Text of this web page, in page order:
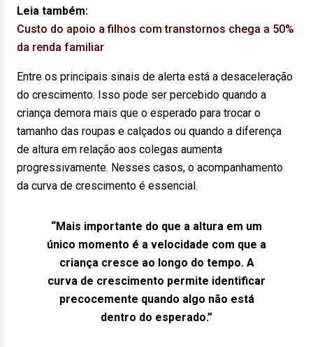
Leia também:
Custo do apoio a filhos com transtornos chega a 50%
da renda familiar
Entre os principais sinais de alerta está a desaceleração
do crescimento. Isso pode ser percebido quando a
criança demora mais que o esperado para trocar o
tamanho das roupas e calçados ou quando a diferença
de altura em relação aos colegas aumenta
progressivamente. Nesses casos, o acompanhamento
da curva de crescimento é essencial.
“Mais importante do que a altura em um
único momento é a velocidade com que a
criança cresce ao longo do tempo. A
curva de crescimento permite identificar
precocemente quando algo não está
dentro do esperado.”